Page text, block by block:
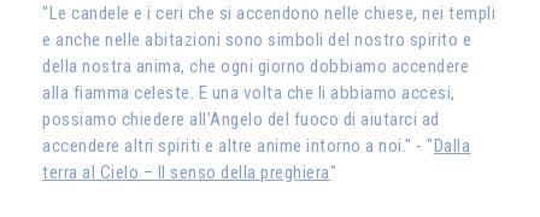
"Le candele e i ceri che si accendono nelle chiese, nei templi
e anche nelle abitazioni sono simboli del nostro spirito e
della nostra anima, che ogni giorno dobbiamo accendere
alla fiamma celeste. E una volta che li abbiamo accesi,
possiamo chiedere all'Angelo del fuoco di aiutarci ad
accendere altri spiriti e altre anime intorno a noi." - "Dalla
terra al Cielo – Il senso della preghiera"